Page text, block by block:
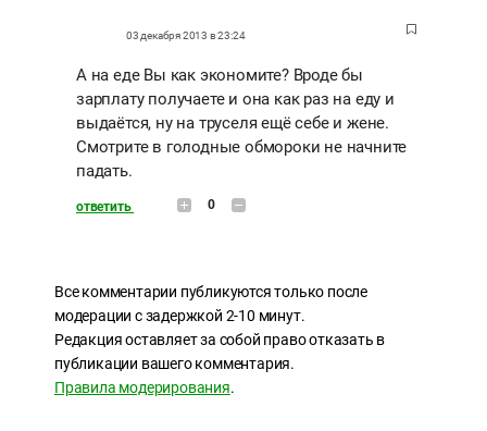
03 декабря 2013 в 23:24
А на еде Вы как экономите? Вроде бы
зарплату получаете и она как раз на еду и
выдаётся, ну на труселя ещё себе и жене.
Смотрите в голодные обмороки не начните
падать.
ответить 0
Все комментарии публикуются только после
модерации с задержкой 2-10 минут.
Редакция оставляет за собой право отказать в
публикации вашего комментария.
Правила модерирования.